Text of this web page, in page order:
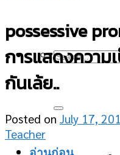
possessive
การแสดงความ
กันเล้ย..
Posted on July 17,
Teacher